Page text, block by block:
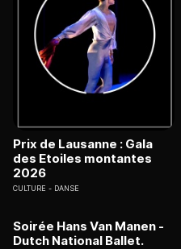
Prix de Lausanne : Gala
des Etoiles montantes
2026
CULTURE DANSE
Soirée Hans Van Manen -
Dutch National Ballet.